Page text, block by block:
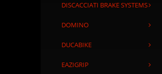
DISCACCIATI BRAKE SYSTEMS
DOMINO
DUCABIKE
EAZIGRIP